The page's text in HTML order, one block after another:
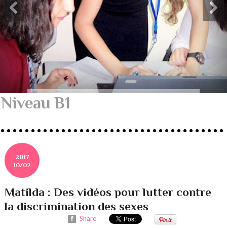
Niveau B1
2017
10/02
Matilda : Des vidéos pour lutter contre
la discrimination des sexes
Share